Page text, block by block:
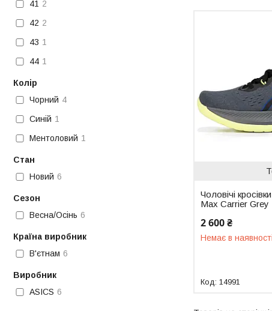
Чоловічі
Max Carrier
2 600 ₴
Немає в наявності
14991
41 2
42 2
43 1
44 1
Колір
Чорний 4
Синій 1
Ментоловий 1
Стан
Новий 6
Сезон
Весна/Осінь 6
Країна виробник
В'єтнам 6
Виробник
ASICS 6